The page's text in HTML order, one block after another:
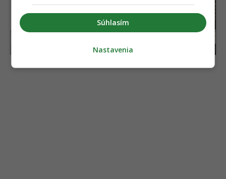
Volkswagen ukázal svoju
odpoveď na čínske
elektromobily.
Paradoxne mu pomáhajú
Prečo ľudia vo veľkom
kupujú autá Hyundai a
Kia? Odhalili nový dôvod
Súhlasím
Nastavenia